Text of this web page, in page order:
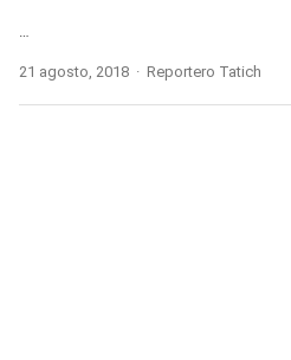
…
21 agosto, 2018 Author
Reportero Tatich